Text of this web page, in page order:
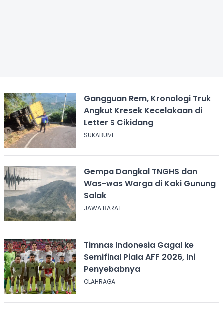
Gangguan Rem, Kronologi Truk
Angkut Kresek Kecelakaan di
Letter S Cikidang
SUKABUMI
Gempa Dangkal TNGHS dan
Was-was Warga di Kaki Gunung
Salak
JAWA BARAT
Timnas Indonesia Gagal ke
Semifinal Piala AFF 2026, Ini
Penyebabnya
OLAHRAGA